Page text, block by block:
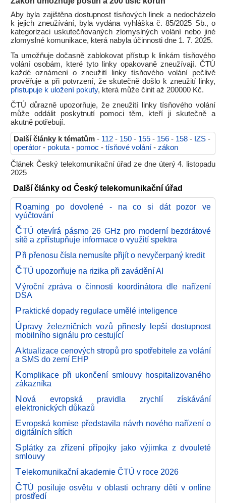
Aby byla zajištěna dostupnost tísňových linek a nedocházelo
k jejich zneužívání, byla vydána vyhláška č. 85/2025 Sb., o
kategorizaci uskutečňovaných zlomyslných volání nebo jiné
zlomyslné komunikace, která nabyla účinnosti dne 1. 7. 2025.
Ta umožňuje dočasně zablokovat přístup k linkám tísňového
volání osobám, které tyto linky opakovaně zneužívají. ČTÚ
každé oznámení o zneužití linky tísňového volání pečlivě
prověřuje a při potvrzení, že skutečně došlo k zneužití linky,
přistupuje k uložení pokuty, která může činit až 200000 Kč.
ČTÚ důrazně upozorňuje, že zneužití linky tísňového volání
může oddálit poskytnutí pomoci těm, kteří ji skutečně a
akutně potřebují.
Další články k tématům - 112 - 150 - 155 - 156 - 158 - IZS -
operátor - pokuta- pomoc - tísňové volání - zákon
Článek Český telekomunikační úřad ze dne úterý 4. listopadu
2025
Další články od Český telekomunikační úřad
Roaming po dovolené - na co si dát pozor ve
vyúčtování
ČTÚ otevírá pásmo 26 GHz pro moderní bezdrátové
sítě a zpřístupňuje informace o využití spektra
Při přenosu čísla nemusíte přijít o nevyčerpaný kredit
ČTÚ upozorňuje na rizika při zavádění AI
Výroční zpráva o činnosti koordinátora dle nařízení
DSA
Praktické dopady regulace umělé inteligence
Úpravy železničních vozů přinesly lepší dostupnost
mobilního signálu pro cestující
Aktualizace cenových stropů pro spotřebitele za volání
a SMS do zemí EHP
Komplikace při ukončení smlouvy hospitalizovaného
zákazníka
Nová evropská pravidla zrychlí získávání
elektronických důkazů
Evropská komise představila návrh nového nařízení o
digitálních sítích
Splátky za zřízení přípojky jako výjimka z dvouleté
smlouvy
Telekomunikační akademie ČTÚ v roce 2026
ČTÚ posiluje osvětu v oblasti ochrany dětí v online
prostředí